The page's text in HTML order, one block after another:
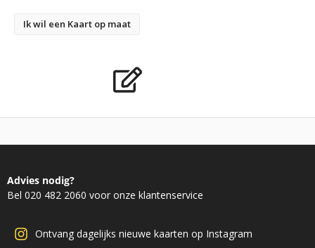
Ik wil een Kaart op maat
Advies nodig?
Bel 020 482 2060 voor onze klantenservice
Ontvang dagelijks nieuwe kaarten op Instagram